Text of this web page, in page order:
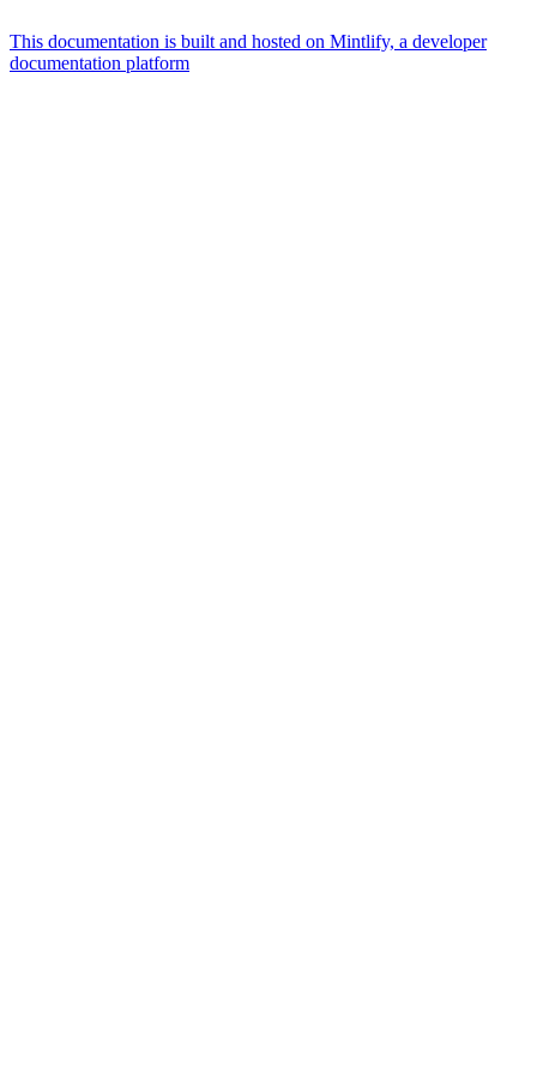
This documentation is built and hosted on Mintlify, a developer
documentation platform